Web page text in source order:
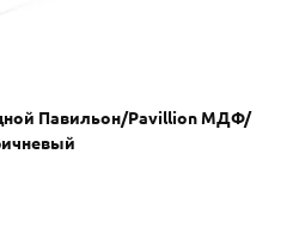
Павильон/Pavillion МДФ/